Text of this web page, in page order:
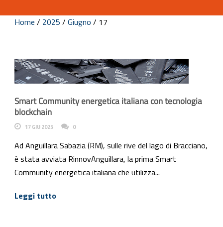
Home / 2025 / Giugno / 17
Smart Community energetica italiana con tecnologia
blockchain
17 GIU 2025 0
Ad Anguillara Sabazia (RM), sulle rive del lago di Bracciano,
è stata avviata RinnovAnguillara, la prima Smart
Community energetica italiana che utilizza...
Leggi tutto